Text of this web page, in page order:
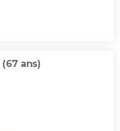
(67 ans)